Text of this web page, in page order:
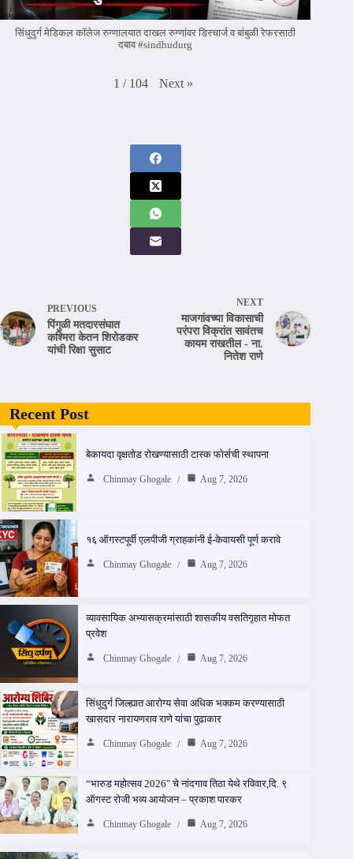
सिंधुदुर्ग मेडिकल कॉलेज रुग्णालयात दाखल रुग्णांवर डिस्चार्ज व बांबुळी रेफरसाठी
दबाव #sindhudurg
1 / 104 Next »
PREVIOUS
पिंगुळी मतदारसंघात
कश्मिरा केतन शिरोडकर
यांची रिक्षा सुसाट
NEXT
माजगांवच्या विकासाची
परंपरा विक्रांत सावंतच
कायम राखतील - ना.
नितेश राणे
Recent Post
बेकायदा वृक्षतोड रोखण्यासाठी टास्क फोर्सची स्थापना
Chinmay Ghogale Aug 7, 2026
१६ ऑगस्टपूर्वी एलपीजी ग्राहकांनी ई-केवायसी पूर्ण करावे
Chinmay Ghogale Aug 7, 2026
व्यावसायिक अभ्यासक्रमांसाठी शासकीय वसतिगृहात मोफत
प्रवेश
Chinmay Ghogale Aug 7, 2026
सिंधुदुर्ग जिल्ह्यात आरोग्य सेवा अधिक भक्कम करण्यासाठी
खासदार नारायणराव राणे यांचा पुढाकार
Chinmay Ghogale Aug 7, 2026
“भारुड महोत्सव 2026″ चे नांदगाव तिठा येथे रविवार,दि. ९
ऑगस्ट रोजी भव्य आयोजन – प्रकाश पारकर
Chinmay Ghogale Aug 7, 2026